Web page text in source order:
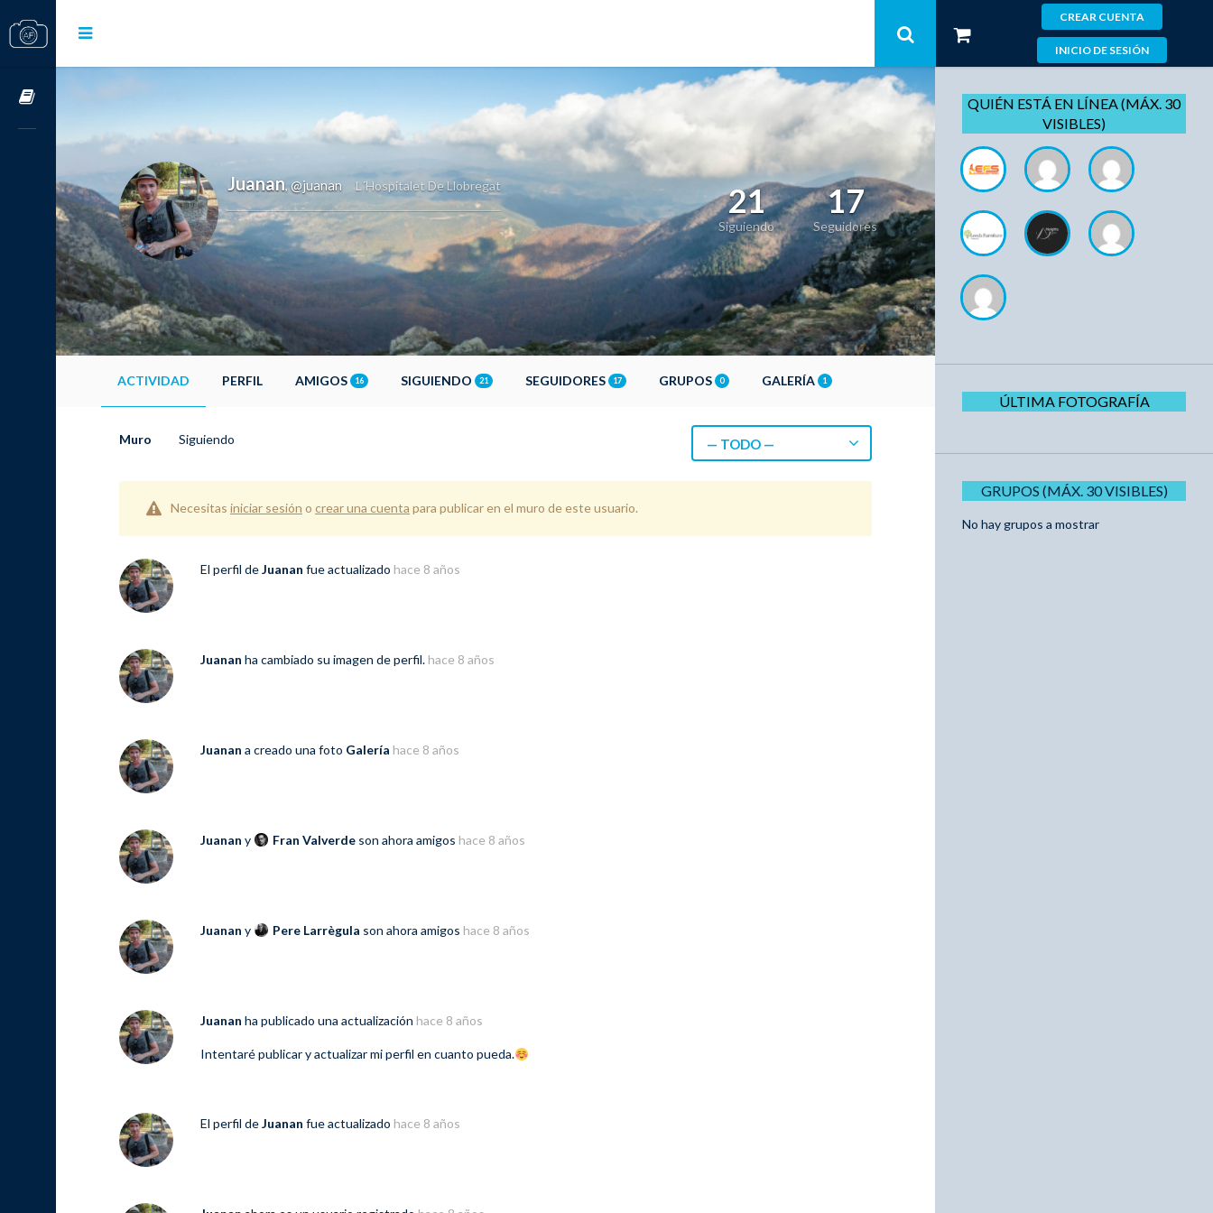
CREAR CUENTA
INICIO DE SESIÓN
Juanan, @juanan L´Hospitalet De Llobregat 21
Siguiendo
17
Seguidores
ACTIVIDAD PERFIL AMIGOS 16 SIGUIENDO 21 SEGUIDORES 17 GRUPOS 0 GALERÍA 1
Muro Siguiendo — TODO —
Necesitas iniciar sesión o crear una cuenta para publicar en el muro de este usuario.
El perfil deJuanan fue actualizado hace 8 años
Juanan ha cambiado su imagen de perfil. hace 8 años
Juanan a creado una foto Galería hace 8 años
Juanan y Fran Valverde son ahora amigos hace 8 años
Juanan y Pere Larrègula son ahora amigos hace 8 años
Juanan ha publicado una actualización hace 8 años
Intentaré publicar y actualizar mi perfil en cuanto pueda.
El perfil deJuanan fue actualizado hace 8 años
QUIÉN ESTÁ EN LÍNEA (MÁX. 30
VISIBLES)
ÚLTIMA FOTOGRAFÍA
GRUPOS (MÁX. 30 VISIBLES)
No hay grupos a mostrar